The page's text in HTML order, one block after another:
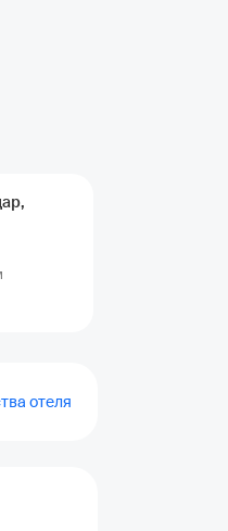
велосипедов
отеля